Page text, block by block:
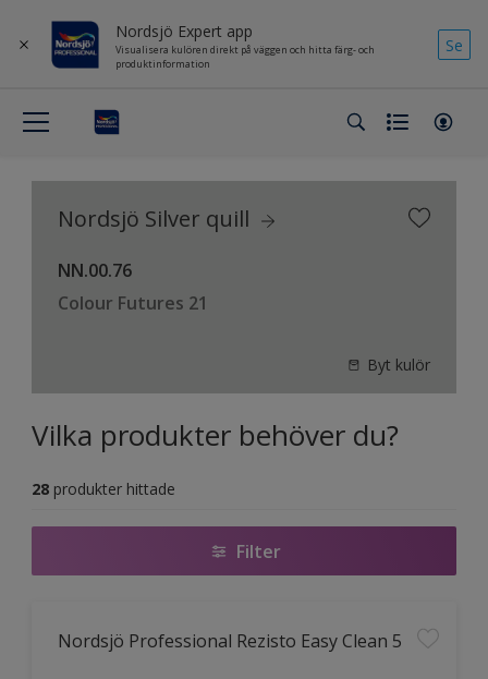
Nordsjö Expert app
Visualisera kulören direkt på väggen och hitta färg- och
produktinformation
Se
Nordsjö Silver quill
NN.00.76
Colour Futures 21
Byt kulör
Vilka produkter behöver du?
28 produkter hittade
Filter
Nordsjö Professional Rezisto Easy Clean 5